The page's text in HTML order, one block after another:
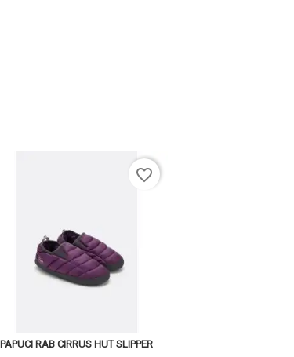
PAPUCI RAB CIRRUS HUT SLIPPER
favorite_border